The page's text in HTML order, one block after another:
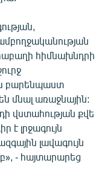
հիմնախնդրի
բարենպաստ
մնալ առաջնային:
վստահության քվե
է լրջագույն
լավագույն
- հայտարարեց